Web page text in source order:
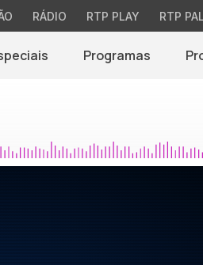
RÁDIO RTP PLAY RTP
Programas